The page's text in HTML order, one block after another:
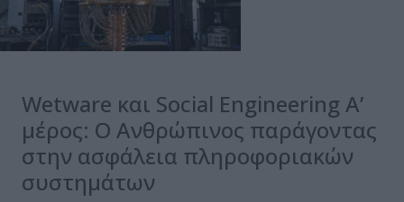
Posted on 01 Σεπ 2013
Wetware και Social Engineering Α’
μέρος: Ο Ανθρώπινος παράγοντας
στην ασφάλεια πληροφοριακών
συστημάτων